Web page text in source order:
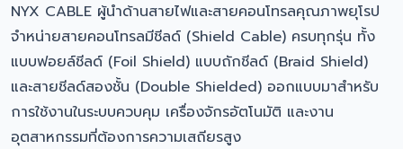
NYX CABLE ผู้นำด้านสายไฟและสายคอนโทรลคุณภาพยุโรป
จำหน่ายสายคอนโทรลมีชีลด์ (Shield Cable) ครบทุกรุ่น ทั้ง
แบบฟอยล์ชีลด์ (Foil Shield) แบบถักชีลด์ (Braid Shield)
และสายชีลด์สองชั้น (Double Shielded) ออกแบบมาสำหรับ
การใช้งานในระบบควบคุม เครื่องจักรอัตโนมัติ และงาน
อุตสาหกรรมที่ต้องการความเสถียรสูง